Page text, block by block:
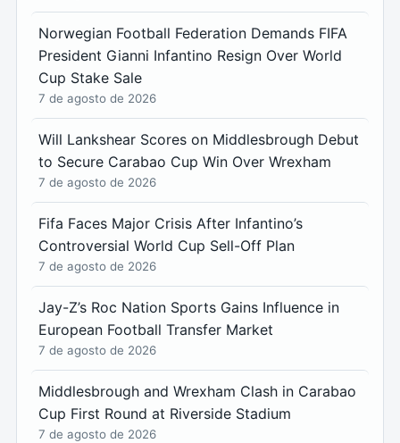
Norwegian Football Federation Demands FIFA
President Gianni Infantino Resign Over World
Cup Stake Sale
7 de agosto de 2026
Will Lankshear Scores on Middlesbrough Debut
to Secure Carabao Cup Win Over Wrexham
7 de agosto de 2026
Fifa Faces Major Crisis After Infantino’s
Controversial World Cup Sell-Off Plan
7 de agosto de 2026
Jay-Z’s Roc Nation Sports Gains Influence in
European Football Transfer Market
7 de agosto de 2026
Middlesbrough and Wrexham Clash in Carabao
Cup First Round at Riverside Stadium
7 de agosto de 2026